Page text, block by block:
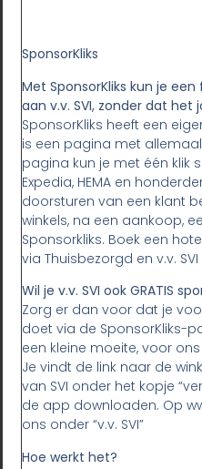
SponsorKliks
Met SponsorKliks kun je
aan v.v. SVI, zonder dat
SponsorKliks heeft een
is een pagina met allemaal
pagina kun je met één klik
Expedia, HEMA en
doorsturen van een klant
winkels, na een aankoop,
Sponsorkliks. Boek een
via Thuisbezorgd en v.v.
Wil je v.v. SVI ook GRATIS
Zorg er dan voor dat je
doet via de SponsorKliks-
een kleine moeite, voor
Je vindt de link naar de
van SVI onder het kopje
de app downloaden. Op
ons onder “v.v. SVI”
Hoe werkt het?